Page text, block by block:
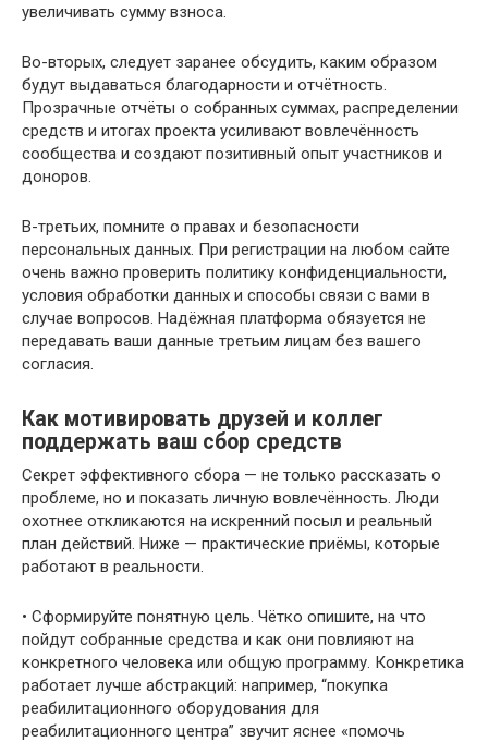
увеличивать сумму взноса.
Во-вторых, следует заранее обсудить, каким образом
будут выдаваться благодарности и отчётность.
Прозрачные отчёты о собранных суммах, распределении
средств и итогах проекта усиливают вовлечённость
сообщества и создают позитивный опыт участников и
доноров.
В-третьих, помните о правах и безопасности
персональных данных. При регистрации на любом сайте
очень важно проверить политику конфиденциальности,
условия обработки данных и способы связи с вами в
случае вопросов. Надёжная платформа обязуется не
передавать ваши данные третьим лицам без вашего
согласия.
Как мотивировать друзей и коллег
поддержать ваш сбор средств
Секрет эффективного сбора — не только рассказать о
проблеме, но и показать личную вовлечённость. Люди
охотнее откликаются на искренний посыл и реальный
план действий. Ниже — практические приёмы, которые
работают в реальности.
• Сформируйте понятную цель. Чётко опишите, на что
пойдут собранные средства и как они повлияют на
конкретного человека или общую программу. Конкретика
работает лучше абстракций: например, “покупка
реабилитационного оборудования для
реабилитационного центра” звучит яснее «помочь